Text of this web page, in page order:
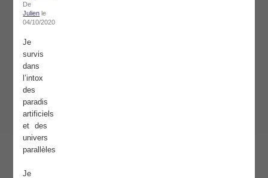
De
Julien le
04/10/2020
Je
survis
dans
l’intox
des
paradis
artificiels
et des
univers
parallèles
Je